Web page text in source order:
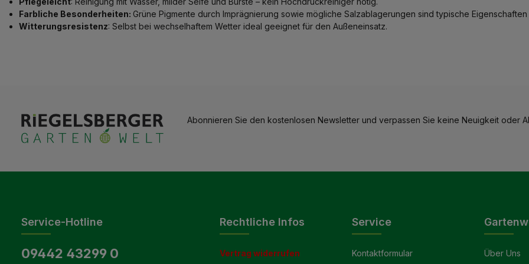
Farbliche Besonderheiten: Grüne Pigmente durch Imprägnierung sowie mögliche Salzablagerungen sind typische Eigenschaften
Witterungsresistenz: Selbst bei wechselhaftem Wetter ideal geeignet für den Außeneinsatz.
Abonnieren Sie den kostenlosen Newsletter und verpassen Sie keine Neuigkeit oder
Service-Hotline
09442 43299 0
Rechtliche Infos
Vertrag widerrufen
Service
Kontaktformular Über Uns